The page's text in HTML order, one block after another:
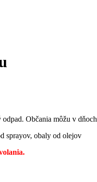
Občania môžu v dňoch
sprayov, obaly od olejov